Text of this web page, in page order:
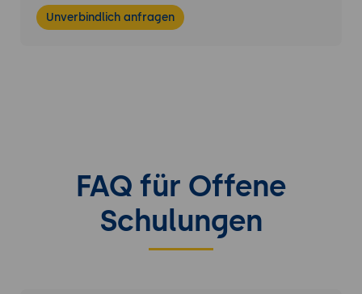
Unverbindlich anfragen
FAQ für Offene
Schulungen